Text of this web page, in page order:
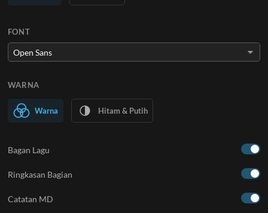
FONT
WARNA
Warna Hitam & Putih
Bagan Lagu
Ringkasan Bagian
Catatan MD